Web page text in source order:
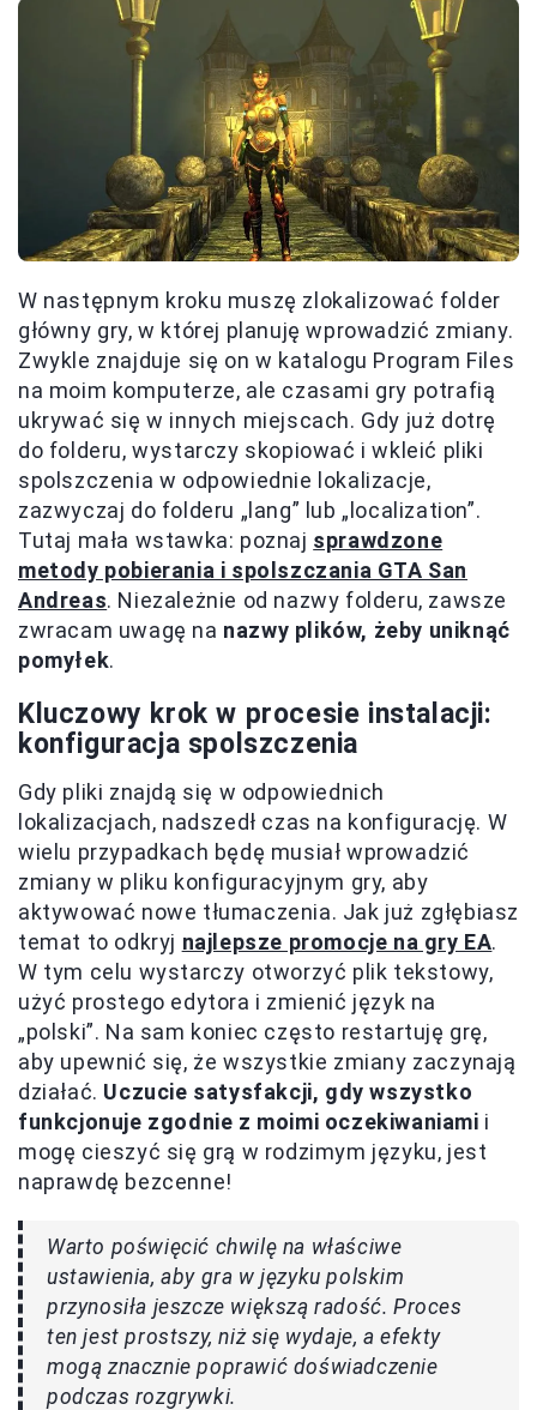
W następnym kroku muszę zlokalizować folder
główny gry, w której planuję wprowadzić zmiany.
Zwykle znajduje się on w katalogu Program Files
na moim komputerze, ale czasami gry potrafią
ukrywać się w innych miejscach. Gdy już dotrę
do folderu, wystarczy skopiować i wkleić pliki
spolszczenia w odpowiednie lokalizacje,
zazwyczaj do folderu „lang” lub „localization”.
Tutaj mała wstawka: poznaj sprawdzone
metody pobierania i spolszczania GTA San
Andreas. Niezależnie od nazwy folderu, zawsze
zwracam uwagę na nazwy plików, żeby uniknąć
pomyłek.
Kluczowy krok w procesie instalacji:
konfiguracja spolszczenia
Gdy pliki znajdą się w odpowiednich
lokalizacjach, nadszedł czas na konfigurację. W
wielu przypadkach będę musiał wprowadzić
zmiany w pliku konfiguracyjnym gry, aby
aktywować nowe tłumaczenia. Jak już zgłębiasz
temat to odkryj najlepsze promocje na gry EA.
W tym celu wystarczy otworzyć plik tekstowy,
użyć prostego edytora i zmienić język na
„polski”. Na sam koniec często restartuję grę,
aby upewnić się, że wszystkie zmiany zaczynają
działać. Uczucie satysfakcji, gdy wszystko
funkcjonuje zgodnie z moimi oczekiwaniami i
mogę cieszyć się grą w rodzimym języku, jest
naprawdę bezcenne!
Warto poświęcić chwilę na właściwe
ustawienia, aby gra w języku polskim
przynosiła jeszcze większą radość. Proces
ten jest prostszy, niż się wydaje, a efekty
mogą znacznie poprawić doświadczenie
podczas rozgrywki.